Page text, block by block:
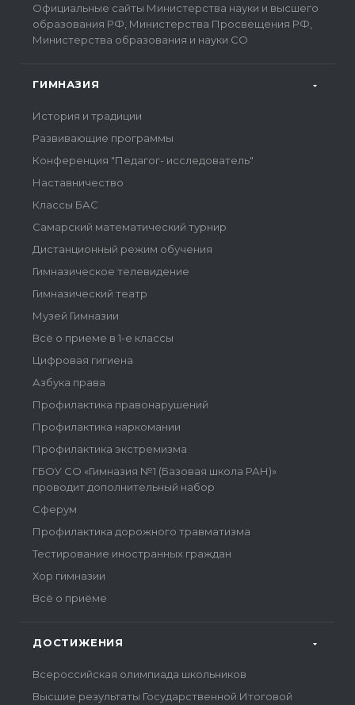
Официальные сайты Министерства науки и высшего
образования РФ, Министерства Просвещения РФ,
Министерства образования и науки СО
ГИМНАЗИЯ
История и традиции
Развивающие программы
Конференция "Педагог- исследователь"
Наставничество
Классы БАС
Самарский математический турнир
Дистанционный режим обучения
Гимназическое телевидение
Гимназический театр
Музей Гимназии
Всё о приеме в 1-е классы
Цифровая гигиена
Азбука права
Профилактика правонарушений
Профилактика наркомании
Профилактика экстремизма
ГБОУ СО «Гимназия №1 (Базовая школа РАН)»
проводит дополнительный набор
Сферум
Профилактика дорожного травматизма
Тестирование иностранных граждан
Хор гимназии
Всё о приёме
ДОСТИЖЕНИЯ
Всероссийская олимпиада школьников
Высшие результаты Государственной Итоговой